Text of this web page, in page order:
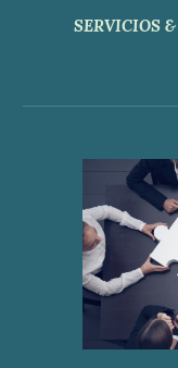
SERVICIOS